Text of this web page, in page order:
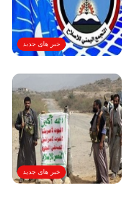
خبر های جدید
خبر های جدید